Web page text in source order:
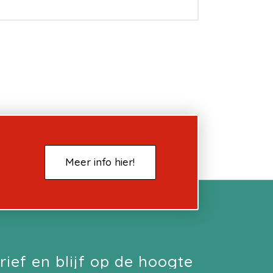
Meer info hier!
en blijf op de hoogte